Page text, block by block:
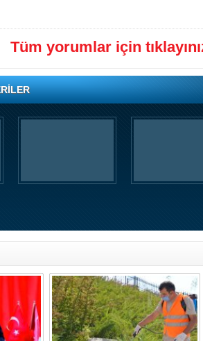
Tüm yorumlar için